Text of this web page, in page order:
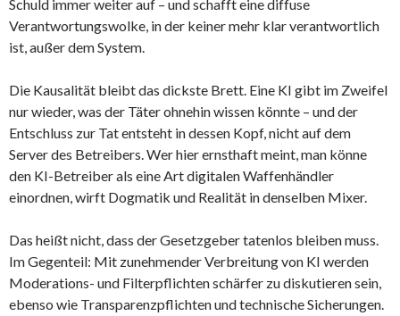
Schuld immer weiter auf – und schafft eine diffuse
Verantwortungswolke, in der keiner mehr klar verantwortlich
ist, außer dem System.
Die Kausalität bleibt das dickste Brett. Eine KI gibt im Zweifel
nur wieder, was der Täter ohnehin wissen könnte – und der
Entschluss zur Tat entsteht in dessen Kopf, nicht auf dem
Server des Betreibers. Wer hier ernsthaft meint, man könne
den KI-Betreiber als eine Art digitalen Waffenhändler
einordnen, wirft Dogmatik und Realität in denselben Mixer.
Das heißt nicht, dass der Gesetzgeber tatenlos bleiben muss.
Im Gegenteil: Mit zunehmender Verbreitung von KI werden
Moderations- und Filterpflichten schärfer zu diskutieren sein,
ebenso wie Transparenzpflichten und technische Sicherungen.